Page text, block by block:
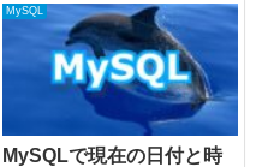
す。Docker Composeファイルを
使って、MySQLコンテナを起動
してみています。動作を確認し...
MySQL
MySQLで現在の日付と時